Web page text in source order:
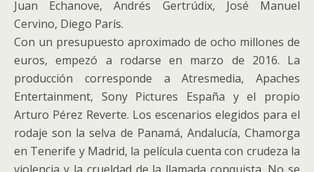
Juan Echanove, Andrés Gertrúdix, José Manuel
Cervino, Diego París.
Con un presupuesto aproximado de ocho millones de
euros, empezó a rodarse en marzo de 2016. La
producción corresponde a Atresmedia, Apaches
Entertainment, Sony Pictures España y el propio
Arturo Pérez Reverte. Los escenarios elegidos para el
rodaje son la selva de Panamá, Andalucía, Chamorga
en Tenerife y Madrid, la película cuenta con crudeza la